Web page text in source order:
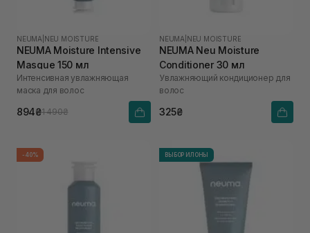
NEUMA NEU MOISTURE
NEUMA Moisture Intensive
Masque 150 мл
Интенсивная увлажняющая
маска для волос
894₴1 490₴
NEUMA NEU MOISTURE
NEUMA Neu Moisture
Conditioner 30 мл
Увлажняющий кондиционер для
волос
325₴
-40% ВЫБОР ИЛОНЫ